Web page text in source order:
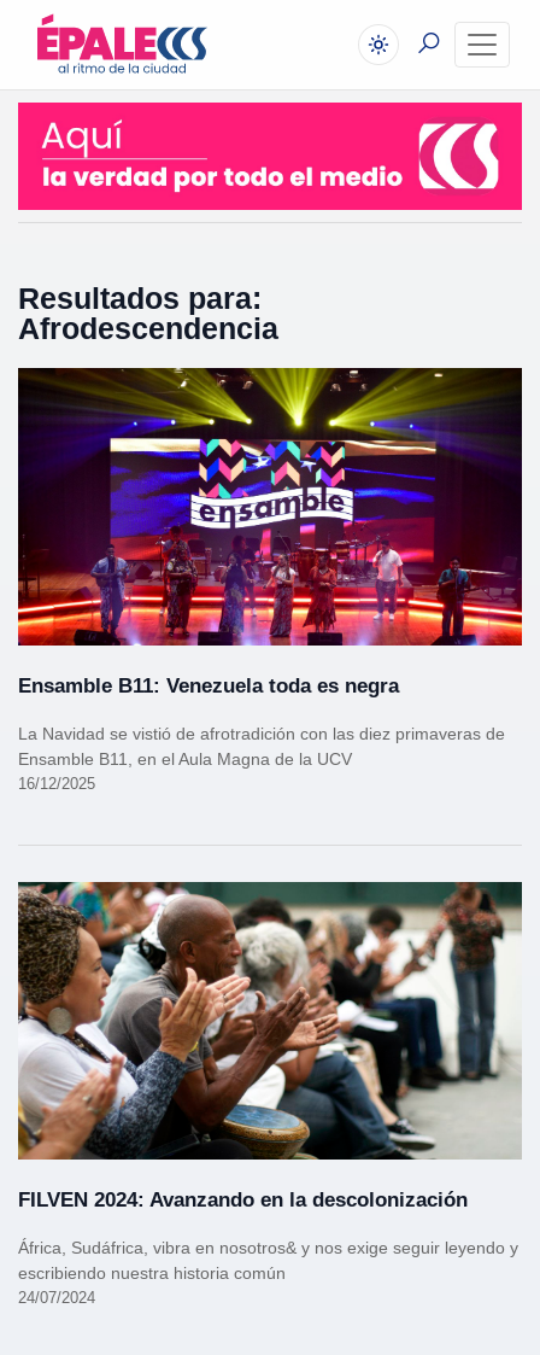
Resultados para:
Afrodescendencia
Ensamble B11: Venezuela toda es negra
La Navidad se vistió de afrotradición con las diez primaveras de
Ensamble B11, en el Aula Magna de la UCV
16/12/2025
FILVEN 2024: Avanzando en la descolonización
África, Sudáfrica, vibra en nosotros& y nos exige seguir leyendo y
escribiendo nuestra historia común
24/07/2024